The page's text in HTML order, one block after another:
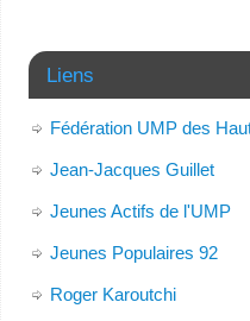
Liens
Fédération UMP des
Jean-Jacques Guillet
Jeunes Actifs de l'UMP
Jeunes Populaires 92
Roger Karoutchi